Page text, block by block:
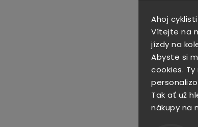
Ahoj
Vítejte na
jízdy na
Abyste si
cookies.
Tak ať už
nákupy na